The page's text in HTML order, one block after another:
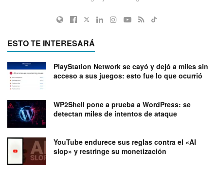
ESTO TE INTERESARÁ
PlayStation Network se cayó y dejó a miles sin
acceso a sus juegos: esto fue lo que ocurrió
WP2Shell pone a prueba a WordPress: se
detectan miles de intentos de ataque
YouTube endurece sus reglas contra el «AI
slop» y restringe su monetización